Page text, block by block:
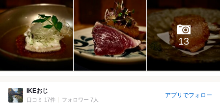
13
IKEおじ
口コミ 17件 フォロワー 7人
アプリでフォロー